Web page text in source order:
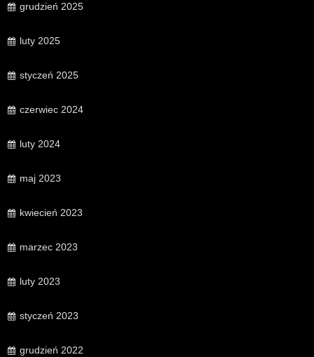
grudzień 2025
luty 2025
styczeń 2025
czerwiec 2024
luty 2024
maj 2023
kwiecień 2023
marzec 2023
luty 2023
styczeń 2023
grudzień 2022